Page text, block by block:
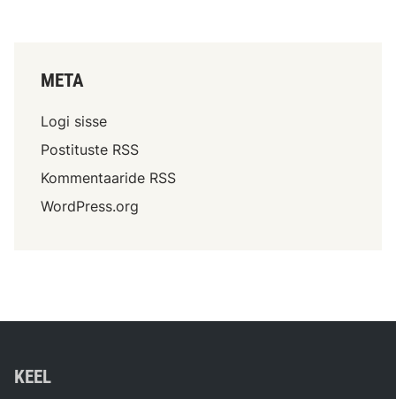
META
Logi sisse
Postituste RSS
Kommentaaride RSS
WordPress.org
KEEL